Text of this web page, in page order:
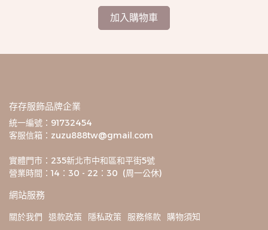
加入購物車
存存服飾品牌企業
統一編號：91732454
客服信箱：zuzu888tw@gmail.com
實體門市：235新北市中和區和平街5號
營業時間：14：30 - 22：30  (周一公休)
網站服務
關於我們 退款政策 隱私政策 服務條款 購物須知